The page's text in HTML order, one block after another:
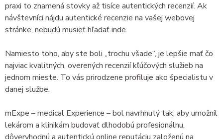
praxi to znamená stovky až tisíce autentických recenzií. Ak
návštevníci nájdu autentické recenzie na vašej webovej
stránke, nebudú musieť hľadať inde.
Namiesto toho, aby ste boli „trochu všade“, je lepšie mať čo
najviac kvalitných, overených recenzií kľúčových služieb na
jednom mieste. To vás prirodzene profiluje ako špecialistu v
danej službe.
mExpe – medical Experience – bol navrhnutý tak, aby umožnil
lekárom a klinikám budovať dlhodobú profesionálnu,